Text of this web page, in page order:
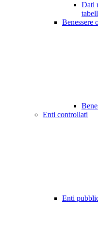
Dati
Benessere
Enti controllati
Enti